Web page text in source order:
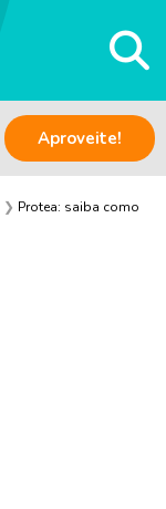
Aproveite!
❯ Protea: saiba como